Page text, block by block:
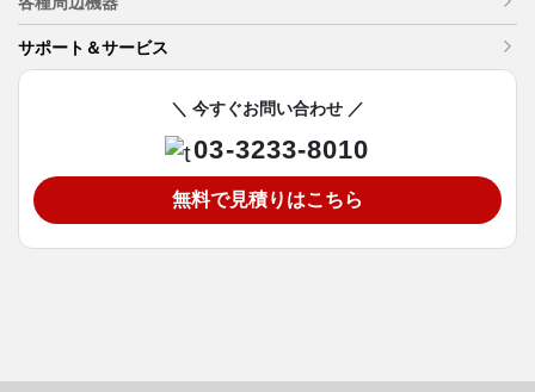
サポート＆サービス
＼ 今すぐお問い合わせ ／
03-3233-8010
無料で見積りはこちら